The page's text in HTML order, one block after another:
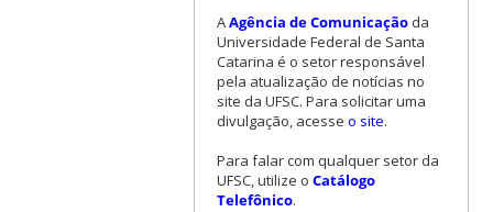
AAgência de Comunicaçãoda
Universidade Federal de Santa
Catarina é o setor responsável
pela atualização de notícias no
site da UFSC. Para solicitar uma
divulgação, acesse o site.
Para falar com qualquer setor da
UFSC, utilize o Catálogo
Telefônico.